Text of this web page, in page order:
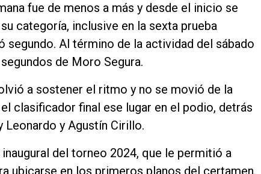
fue de menos a más y desde el inicio se
categoría, inclusive en la sexta prueba
segundo. Al término de la actividad del sábado
de Moro Segura.
a sostener el ritmo y no se movió de la
clasificador final ese lugar en el podio, detrás
Leonardo y Agustín Cirillo.
del torneo 2024, que le permitió a